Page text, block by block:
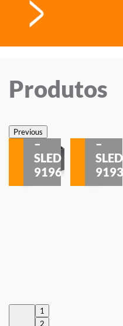
Produtos
PreviousSobrepor
–
SLED
9196
–
SLED
9193
1
2